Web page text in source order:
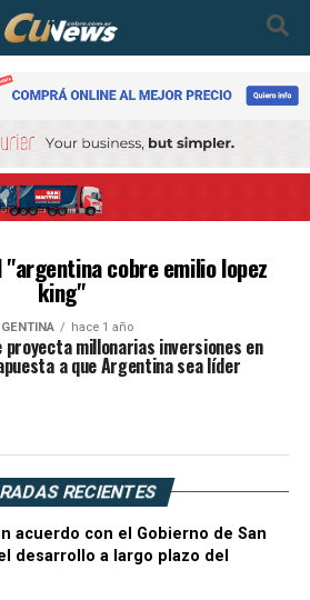
cobre emilio lopez
king"
hace 1 año
proyecta millonarias inversiones en
a que Argentina sea líder
RECIENTES
acuerdo con el Gobierno de San
desarrollo a largo plazo del